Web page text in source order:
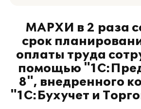
МАРХИ в 2 раза
срок
оплаты труда
помощью
8", внедренного
"1С:Бухучет и